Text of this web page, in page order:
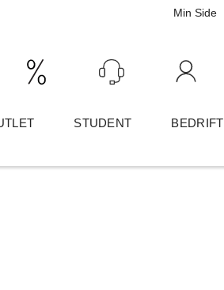
Min Side
STUDENT BEDRIFT